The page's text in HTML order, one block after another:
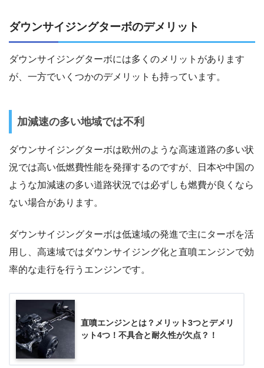
ダウンサイジングターボのデメリット
ダウンサイジングターボには多くのメリットがあります
が、一方でいくつかのデメリットも持っています。
加減速の多い地域では不利
ダウンサイジングターボは欧州のような高速道路の多い状
況では高い低燃費性能を発揮するのですが、日本や中国の
ような加減速の多い道路状況では必ずしも燃費が良くなら
ない場合があります。
ダウンサイジングターボは低速域の発進で主にターボを活
用し、高速域ではダウンサイジング化と直噴エンジンで効
率的な走行を行うエンジンです。
直噴エンジンとは？メリット3つとデメリ
ット4つ！不具合と耐久性が欠点？！